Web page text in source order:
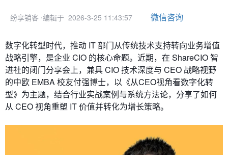
纷享销客 ⋅编辑于 2026-3-25 11:43:57 微信咨询
数字化转型时代，推动 IT 部门从传统技术支持转向业务增值
战略引擎，是企业 CIO 的核心命题。近期，在 ShareCIO 智
进社的闭门分享会上，兼具 CIO 技术深度与 CEO 战略视野
的中欧 EMBA 校友付强博士，以《从CEO视角看数字化转
型》为主题，结合行业实战案例与系统方法论，分享了如何
从 CEO 视角重塑 IT 价值并转化为增长策略。